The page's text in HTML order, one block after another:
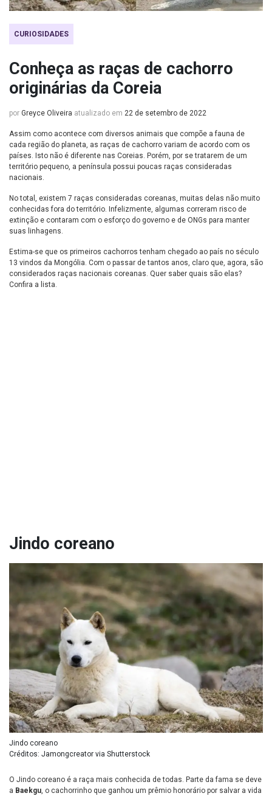
CURIOSIDADES
Conheça as raças de cachorro
originárias da Coreia
por Greyce Oliveira atualizado em 22 de setembro de 2022
Assim como acontece com diversos animais que compõe a fauna de
cada região do planeta, as raças de cachorro variam de acordo com os
países. Isto não é diferente nas Coreias. Porém, por se tratarem de um
território pequeno, a península possui poucas raças consideradas
nacionais.
No total, existem 7 raças consideradas coreanas, muitas delas não muito
conhecidas fora do território. Infelizmente, algumas correram risco de
extinção e contaram com o esforço do governo e de ONGs para manter
suas linhagens.
Estima-se que os primeiros cachorros tenham chegado ao país no século
13 vindos da Mongólia. Com o passar de tantos anos, claro que, agora, são
considerados raças nacionais coreanas. Quer saber quais são elas?
Confira a lista.
Jindo coreano
Jindo coreano
Créditos: Jamongcreator via Shutterstock
O Jindo coreano é a raça mais conhecida de todas. Parte da fama se deve
a Baekgu, o cachorrinho que ganhou um prêmio honorário por salvar a vida